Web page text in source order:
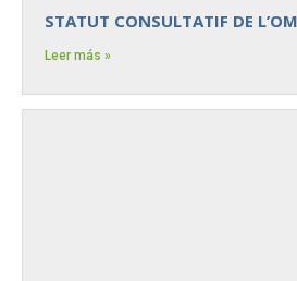
STATUT CONSULTATIF DE
Leer más »